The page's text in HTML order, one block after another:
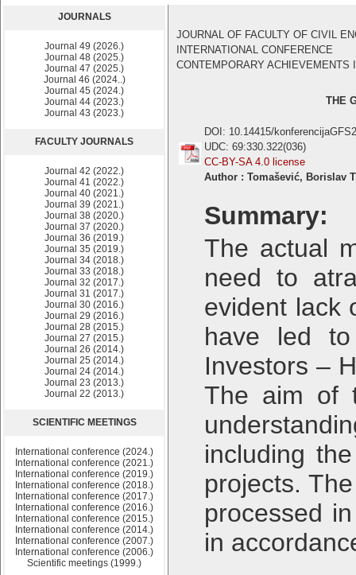
JOURNALS
Journal 49 (2026.)
Journal 48 (2025.)
Journal 47 (2025.)
Journal 46 (2024..)
Journal 45 (2024.)
Journal 44 (2023.)
Journal 43 (2023.)
FACULTY JOURNALS
Journal 42 (2022.)
Journal 41 (2022.)
Journal 40 (2021.)
Journal 39 (2021.)
Journal 38 (2020.)
Journal 37 (2020.)
Journal 36 (2019.)
Journal 35 (2019.)
Journal 34 (2018.)
Journal 33 (2018.)
Journal 32 (2017.)
Journal 31 (2017.)
Journal 30 (2016.)
Journal 29 (2016.)
Journal 28 (2015.)
Journal 27 (2015.)
Journal 26 (2014.)
Journal 25 (2014.)
Journal 24 (2014.)
Journal 23 (2013.)
Journal 22 (2013.)
SCIENTIFIC MEETINGS
International conference (2024.)
International conference (2021.)
International conference (2019.)
International conference (2018.)
International conference (2017.)
International conference (2016.)
International conference (2015.)
International conference (2014.)
International conference (2007.)
International conference (2006.)
Scientific meetings (1999.)
JOURNAL OF FACULTY OF CIVIL
INTERNATIONAL CONFERENCE
CONTEMPORARY ACHIEVEMENTS
THE
DOI: 10.14415/
UDC: 69:330.322(036)
CC-BY-SA 4.0 license
Author : Tomašević, Borislav
Summary:
The actual
need to
evident lack
have led
Investors –
The aim of
including
projects.
processed
in